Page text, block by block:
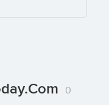
0